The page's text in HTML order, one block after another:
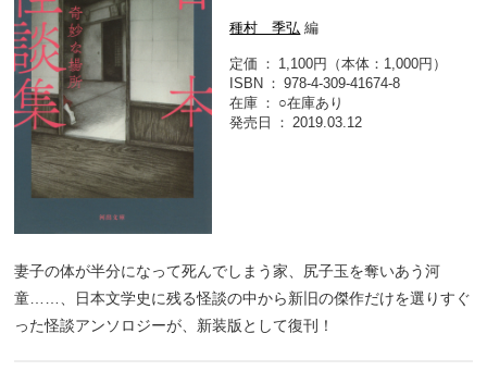
種村 季弘 編
定価
1,100円（本体：1,000円）
ISBN
978-4-309-41674-8
在庫
○在庫あり
発売日
2019.03.12
妻子の体が半分になって死んでしまう家、尻子玉を奪いあう河
童……、日本文学史に残る怪談の中から新旧の傑作だけを選りすぐ
った怪談アンソロジーが、新装版として復刊！